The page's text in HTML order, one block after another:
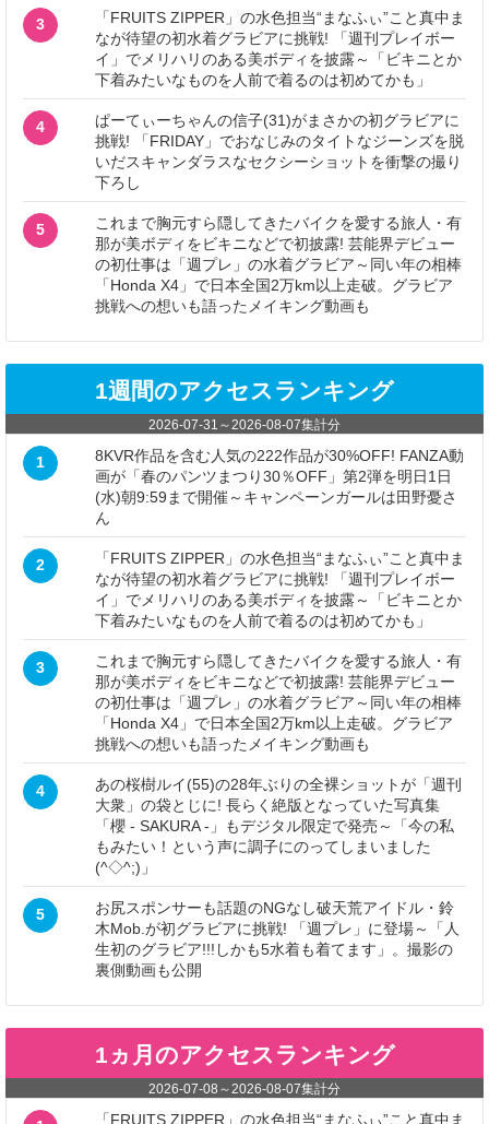
3
「FRUITS ZIPPER」の水色担当“まなふぃ”こと真中ま
なが待望の初水着グラビアに挑戦! 「週刊プレイボー
イ」でメリハリのある美ボディを披露～「ビキニとか
下着みたいなものを人前で着るのは初めてかも」
4
ぱーてぃーちゃんの信子(31)がまさかの初グラビアに
挑戦! 「FRIDAY」でおなじみのタイトなジーンズを脱
いだスキャンダラスなセクシーショットを衝撃の撮り
下ろし
5
これまで胸元すら隠してきたバイクを愛する旅人・有
那が美ボディをビキニなどで初披露! 芸能界デビュー
の初仕事は「週プレ」の水着グラビア～同い年の相棒
「Honda X4」で日本全国2万km以上走破。グラビア
挑戦への想いも語ったメイキング動画も
1週間のアクセスランキング
2026-07-31 ～ 2026-08-07集計分
1
8KVR作品を含む人気の222作品が30%OFF! FANZA動
画が「春のパンツまつり30％OFF」第2弾を明日1日
(水)朝9:59まで開催～キャンペーンガールは田野憂さ
ん
2
「FRUITS ZIPPER」の水色担当“まなふぃ”こと真中ま
なが待望の初水着グラビアに挑戦! 「週刊プレイボー
イ」でメリハリのある美ボディを披露～「ビキニとか
下着みたいなものを人前で着るのは初めてかも」
3
これまで胸元すら隠してきたバイクを愛する旅人・有
那が美ボディをビキニなどで初披露! 芸能界デビュー
の初仕事は「週プレ」の水着グラビア～同い年の相棒
「Honda X4」で日本全国2万km以上走破。グラビア
挑戦への想いも語ったメイキング動画も
4
あの桜樹ルイ(55)の28年ぶりの全裸ショットが「週刊
大衆」の袋とじに! 長らく絶版となっていた写真集
「櫻 - SAKURA -」もデジタル限定で発売～「今の私
もみたい！という声に調子にのってしまいました
(^◇^;)」
5
お尻スポンサーも話題のNGなし破天荒アイドル・鈴
木Mob.が初グラビアに挑戦! 「週プレ」に登場～「人
生初のグラビア!!!しかも5水着も着てます」。撮影の
裏側動画も公開
1ヵ月のアクセスランキング
2026-07-08 ～ 2026-08-07集計分
「FRUITS ZIPPER」の水色担当“まなふぃ”こと真中ま